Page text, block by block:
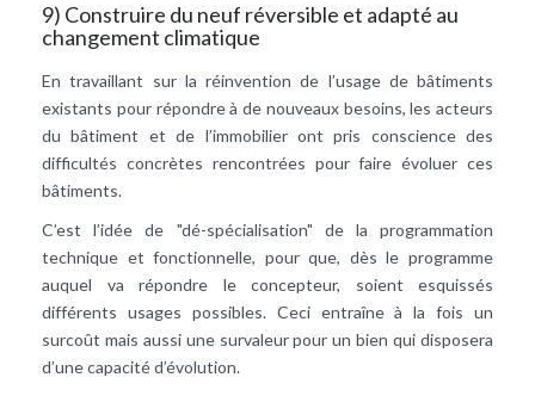
9) Construire du neuf réversible et adapté au
changement climatique
En travaillant sur la réinvention de l’usage de bâtiments
existants pour répondre à de nouveaux besoins, les acteurs
du bâtiment et de l’immobilier ont pris conscience des
difficultés concrètes rencontrées pour faire évoluer ces
bâtiments.
C’est l’idée de "dé-spécialisation" de la programmation
technique et fonctionnelle, pour que, dès le programme
auquel va répondre le concepteur, soient esquissés
différents usages possibles. Ceci entraîne à la fois un
surcoût mais aussi une survaleur pour un bien qui disposera
d’une capacité d’évolution.